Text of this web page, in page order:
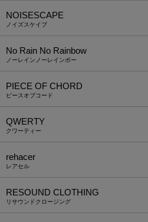
NOISESCAPE
ノイズスケイプ
No Rain No Rainbow
ノーレインノーレインボー
PIECE OF CHORD
ピースオブコード
QWERTY
クワーティー
rehacer
レアセル
RESOUND CLOTHING
リサウンドクロージング